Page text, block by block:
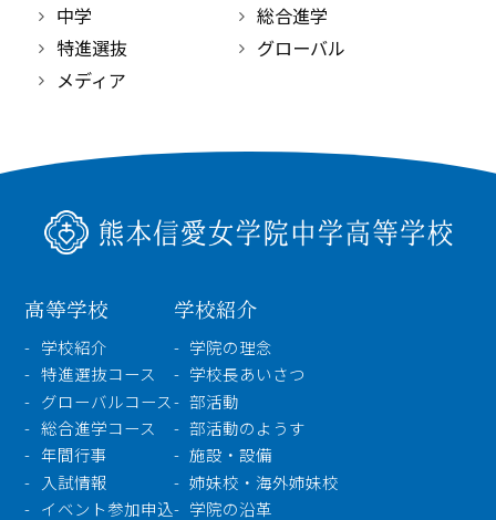
中学
総合進学
特進選抜
グローバル
メディア
高等学校
学校紹介
特進選抜コース
グローバルコース
総合進学コース
年間行事
入試情報
イベント参加申込
学校紹介
学院の理念
学校長あいさつ
部活動
部活動のようす
施設・設備
姉妹校・海外姉妹校
学院の沿革